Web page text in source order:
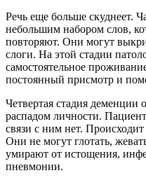
Речь еще больше скуднеет.
небольшим набором слов,
повторяют. Они могут
слоги. На этой стадии
самостоятельное
постоянный присмотр и
Четвертая стадия деменции
распадом личности.
связи с ним нет.
Они не могут глотать,
умирают от истощения,
пневмонии.